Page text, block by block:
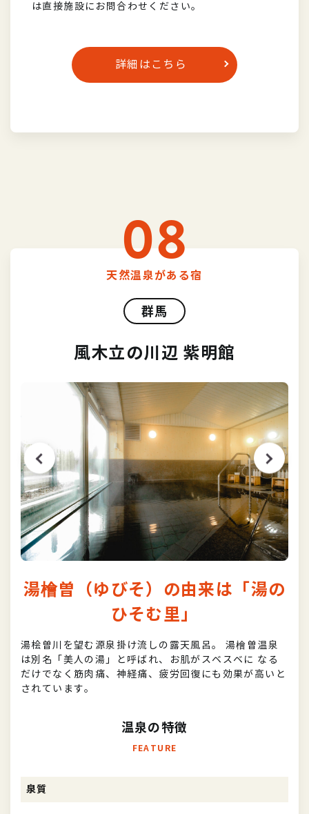
は直接施設にお問合わせください。
詳細はこちら
08
天然温泉がある宿
群馬
風木立の川辺 紫明館
湯檜曽（ゆびそ）の由来は「湯の
ひそむ里」
湯桧曽川を望む源泉掛け流しの露天風呂。 湯檜曽温泉
は別名「美人の湯」と呼ばれ、お肌がスベスベに なる
だけでなく筋肉痛、神経痛、疲労回復にも効果が高いと
されています。
温泉の特徴
FEATURE
泉質